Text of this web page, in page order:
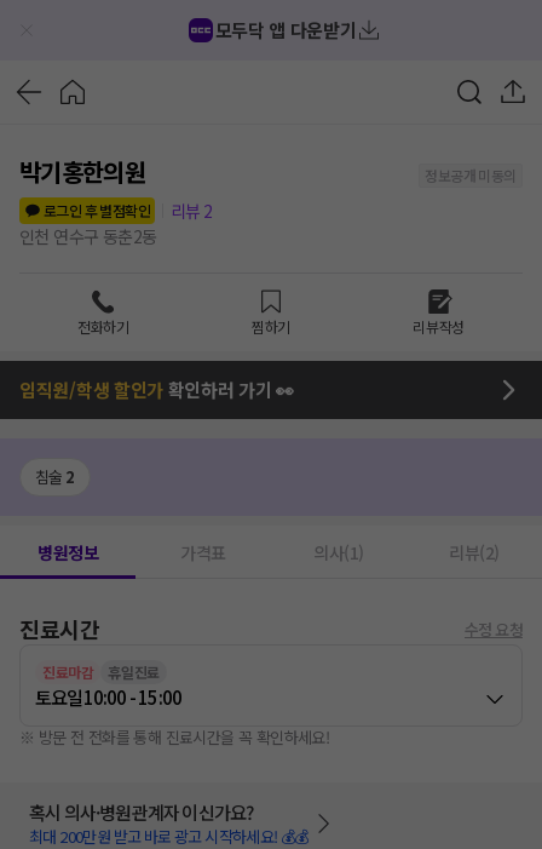
모두닥 앱 다운받기
박기홍한의원
정보공개 미동의
로그인 후 별점확인
리뷰 2
인천 연수구 동춘2동
전화하기 찜하기 리뷰작성
임직원/학생 할인가확인하러 가기 👀
침술 2
병원정보 가격표 의사(1) 리뷰(2)
진료시간 수정 요청
진료마감 휴일진료
토요일10:00 - 15:00
※ 방문 전 전화를 통해 진료시간을 꼭 확인하세요!
혹시 의사·병원관계자 이신가요?
최대 200만원 받고 바로 광고 시작하세요! 💰💰